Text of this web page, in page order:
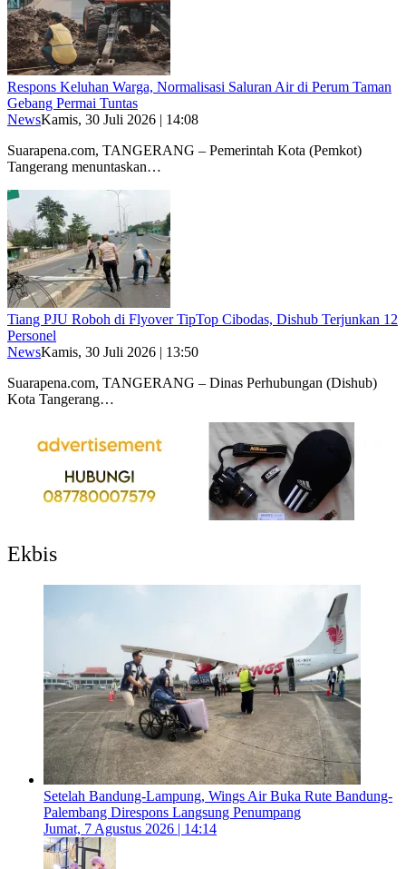
Respons Keluhan Warga, Normalisasi Saluran Air di Perum Taman
Gebang Permai Tuntas
NewsKamis, 30 Juli 2026 | 14:08
Suarapena.com, TANGERANG – Pemerintah Kota (Pemkot)
Tangerang menuntaskan…
Tiang PJU Roboh di Flyover TipTop Cibodas, Dishub Terjunkan 12
Personel
NewsKamis, 30 Juli 2026 | 13:50
Suarapena.com, TANGERANG – Dinas Perhubungan (Dishub)
Kota Tangerang…
Ekbis
Setelah Bandung-Lampung, Wings Air Buka Rute Bandung-
Palembang Direspons Langsung Penumpang
Jumat, 7 Agustus 2026 | 14:14